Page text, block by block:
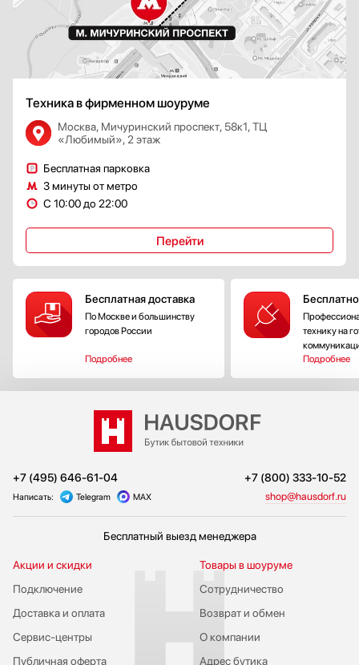
Техника в фирменном шоуруме
Москва, Мичуринский проспект, 58к1, ТЦ
«Любимый», 2 этаж
Бесплатная парковка
3 минуты от метро
С 10:00 до 22:00
Перейти
Бесплатная доставка
По Москве и большинству
городов России
Подробнее
технику на
Подробнее
+7 (495) 646-61-04 +7 (800) 333-10-52
Написать: Telegram MAX shop@hausdorf.ru
Бесплатный выезд менеджера
Акции и скидки
Подключение
Публичная оферта
Сервис-центры
Доставка и оплата
Сотрудничество
Возврат и обмен
Товары в шоуруме
О компании
Адрес бутика